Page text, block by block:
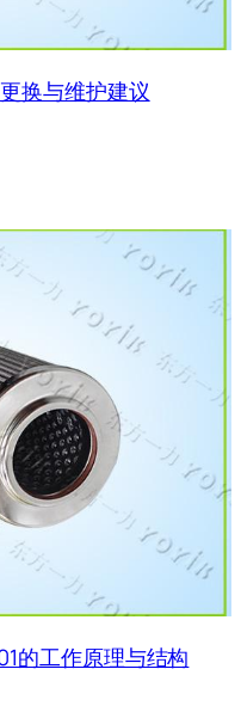
换与维护建议
的工作原理与结构